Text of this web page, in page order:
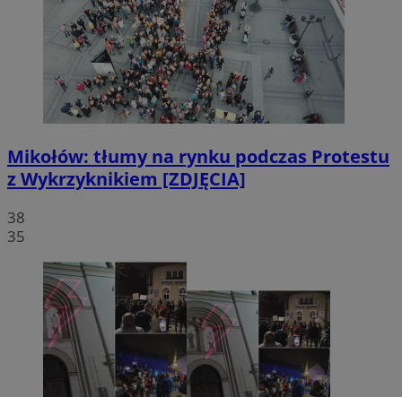
Mikołów: tłumy na rynku podczas Protestu
z Wykrzyknikiem [ZDJĘCIA]
38
35